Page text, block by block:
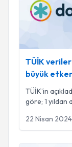
TÜİK
büyük
TÜİK’in
göre; 1 yıldan
22 Nisan 2024